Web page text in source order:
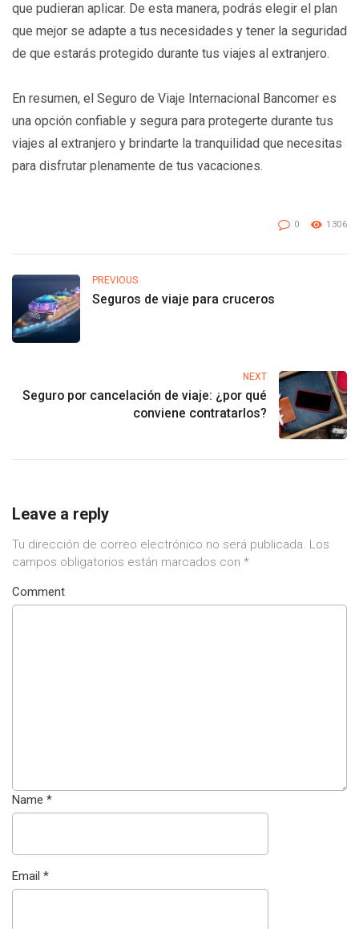
que pudieran aplicar. De esta manera, podrás elegir el plan
que mejor se adapte a tus necesidades y tener la seguridad
de que estarás protegido durante tus viajes al extranjero.
En resumen, el Seguro de Viaje Internacional Bancomer es
una opción confiable y segura para protegerte durante tus
viajes al extranjero y brindarte la tranquilidad que necesitas
para disfrutar plenamente de tus vacaciones.
0 1306
PREVIOUS
Seguros de viaje para cruceros
NEXT
Seguro por cancelación de viaje: ¿por qué
conviene contratarlos?
Leave a reply
Tu dirección de correo electrónico no será publicada. Los
campos obligatorios están marcados con *
Comment
Name *
Email *